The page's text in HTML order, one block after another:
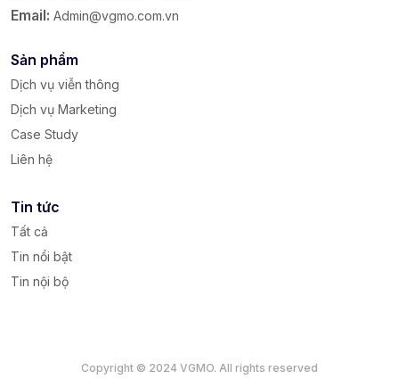
Email: Admin@vgmo.com.vn
Sản phẩm
Dịch vụ viễn thông
Dịch vụ Marketing
Case Study
Liên hệ
Tin tức
Tất cả
Tin nổi bật
Tin nội bộ
Copyright © 2024 VGMO. All rights reserved